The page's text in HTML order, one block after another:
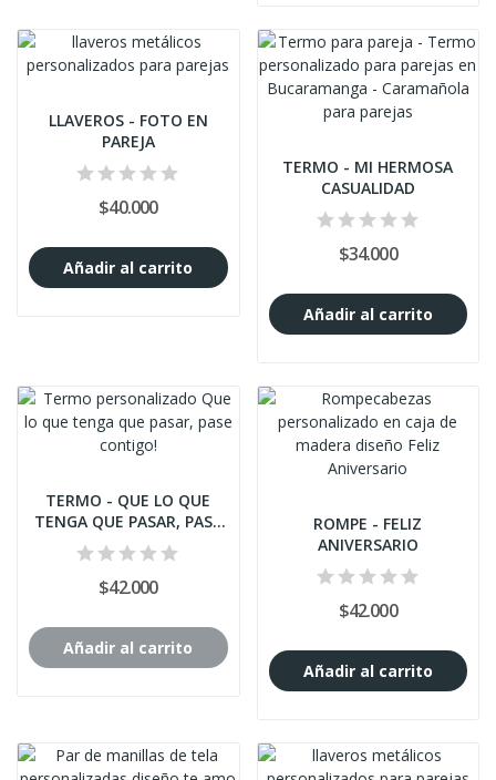
LLAVEROS - FOTO EN
PAREJA
$40.000
Añadir al carrito
TERMO - MI HERMOSA
CASUALIDAD
$34.000
Añadir al carrito
TERMO - QUE LO QUE
TENGA QUE PASAR, PASE
CONTIGO!
$42.000
Añadir al carrito
ROMPE - FELIZ
ANIVERSARIO
$42.000
Añadir al carrito